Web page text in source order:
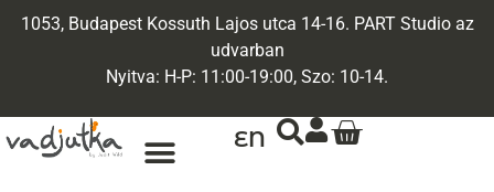
1053, Budapest Kossuth Lajos utca 14-16. PART Studio az
udvarban
Nyitva: H-P: 11:00-19:00, Szo: 10-14.
EN